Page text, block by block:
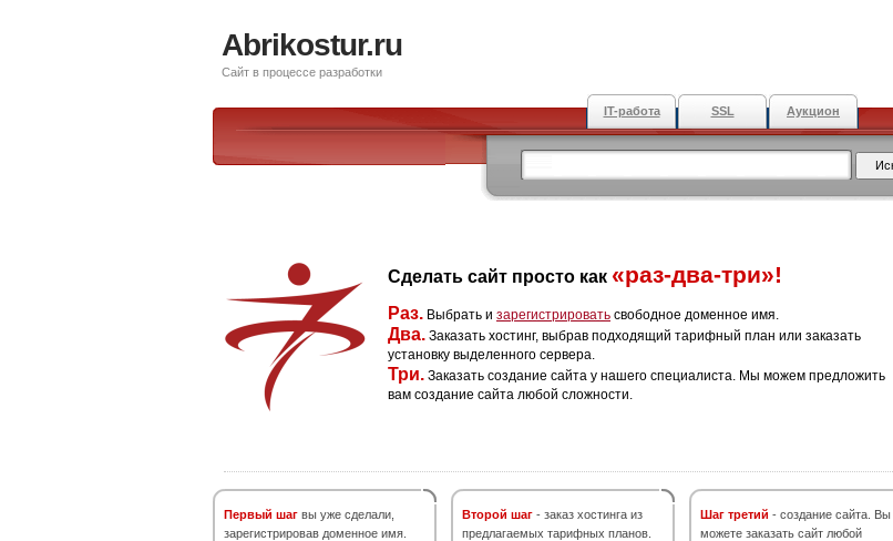
Abrikostur.ru
Сайт в процессе разработки
IT-работа SSL Аукцион
Сделать сайт просто как «раз-два-три»!
Раз. Выбрать и зарегистрировать свободное доменное имя.
Два. Заказать хостинг, выбрав подходящий тарифный план или заказать
установку выделенного сервера.
Три. Заказать создание сайта у нашего специалиста. Мы можем предложить
вам создание сайта любой сложности.
Первый шаг вы уже сделали,
зарегистрировав доменное имя.
Второй шаг - заказ хостинга из
предлагаемых тарифных планов.
Шаг третий - создание сайта. Вы
можете заказать сайт любой